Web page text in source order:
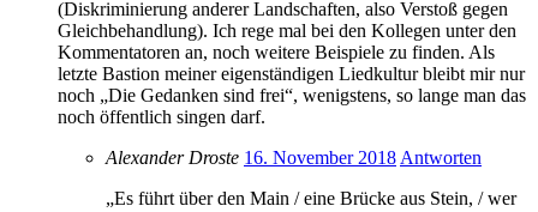
(Diskriminierung anderer Landschaften, also Verstoß gegen
Gleichbehandlung). Ich rege mal bei den Kollegen unter den
Kommentatoren an, noch weitere Beispiele zu finden. Als
letzte Bastion meiner eigenständigen Liedkultur bleibt mir nur
noch „Die Gedanken sind frei“, wenigstens, so lange man das
noch öffentlich singen darf.
Alexander Droste 16. November 2018 Antworten
„Es führt über den Main / eine Brücke aus Stein, / wer